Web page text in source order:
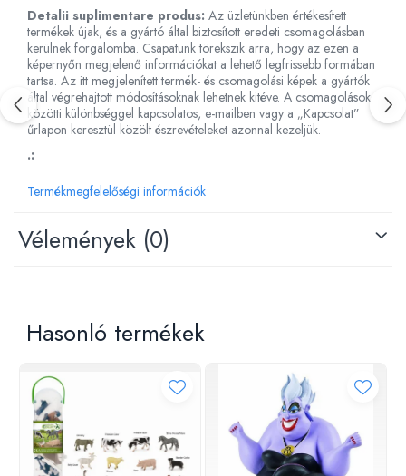
Motoros játékok babáknak
Babamatracok
Válogató játékok
Zenélő játékok babáknak
Baba kirakósok
Detalii suplimentare produs: Az üzletünkben értékesített
termékek újak, és a gyártó által biztosított eredeti csomagolásban
kerülnek forgalomba. Csapatunk törekszik arra, hogy az ezen a
képernyőn megjelenő információkat a lehető legfrissebb formában
tartsa. Az itt megjelenített termék- és csomagolási képek a gyártók
által végrehajtott módosításoknak lehetnek kitéve. A csomagolások
közötti különbséggel kapcsolatos, e-mailben vagy a „Kapcsolat”
űrlapon keresztül közölt észrevételeket azonnal kezeljük.
.:
Termékmegfelelőségi információk
Vélemények (0)
Hasonló termékek